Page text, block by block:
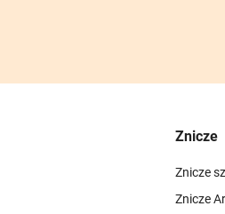
Znicze
Znicze
Znicze